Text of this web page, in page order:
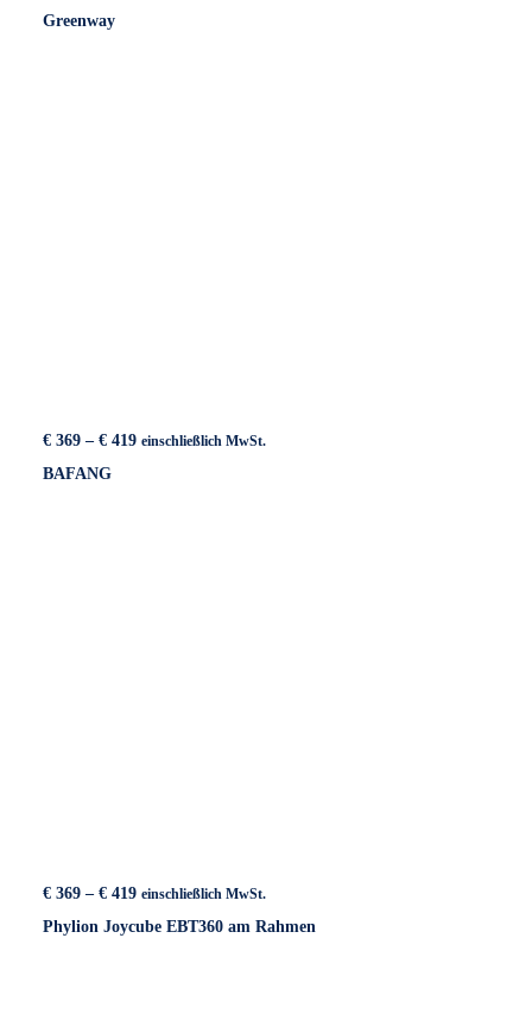
Greenway
€ 369 – € 419Preisspanne:
einschließlich MwSt.
BAFANG
€ 369 – € 419Preisspanne:
bis
einschließlich MwSt.
Phylion Joycube EBT360 am Rahmen